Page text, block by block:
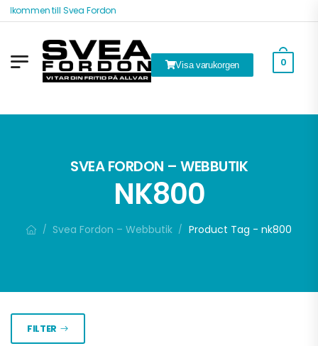
till Svea Fordon
Visa varukorgen 0
SVEA FORDON – WEBBUTIK
NK800
/ Svea Fordon – Webbutik / Product Tag - nk800
FILTER